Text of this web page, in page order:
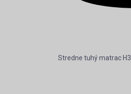
Stredne tuhý matrac H3